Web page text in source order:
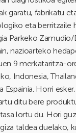
garatu, fabrikatu
eta berritzaile
Parkeko
nazioarteko
9 merkataritza-
Indonesia,
Espainia. Horri
ditu bere
lortu du. Hori
taldea duelako,